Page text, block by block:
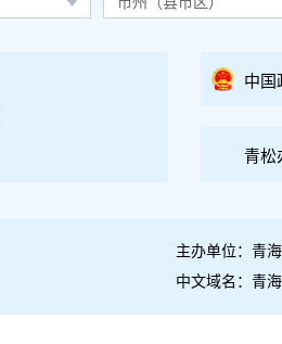
中国
青松
主办单位：青
中文域名：青